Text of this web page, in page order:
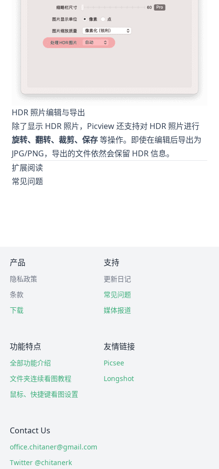
HDR 照片编辑与导出
除了显示 HDR 照片，Picview 还支持对 HDR 照片进行
旋转、翻转、裁剪、保存等操作。即使在编辑后导出为
JPG/PNG，导出的文件依然会保留 HDR 信息。
扩展阅读
常见问题
产品
隐私政策
条款
下载
支持
更新日记
常见问题
媒体报道
功能特点
全部功能介绍
文件夹连续看图教程
鼠标、快捷键看图设置
友情链接
Picsee
Longshot
Contact Us
office.chitaner@gmail.com
Twitter @chitanerk